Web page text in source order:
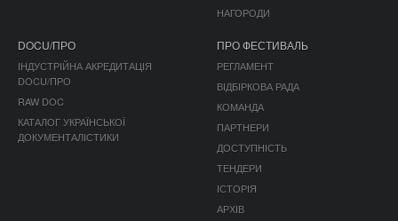
НАГОРОДИ
DOCU/ПРО
ІНДУСТРІЙНА АКРЕДИТАЦІЯ
DOCU/ПРО
RAW DOC
КАТАЛОГ УКРАЇНСЬКОЇ
ДОКУМЕНТАЛІСТИКИ
ПРО ФЕСТИВАЛЬ
РЕГЛАМЕНТ
ВІДБІРКОВА РАДА
КОМАНДА
ПАРТНЕРИ
ДОСТУПНІСТЬ
ТЕНДЕРИ
ІСТОРІЯ
АРХІВ